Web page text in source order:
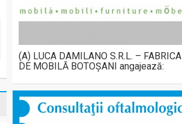
(A) LUCA DAMILANO S.R.L. – FABRICA
DE MOBILĂ BOTOȘANI angajează: